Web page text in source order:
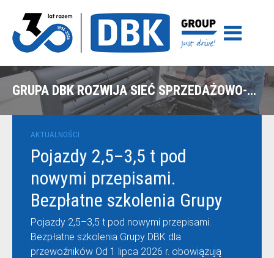
GRUPA DBK ROZWIJA SIEĆ SPRZEDAŻOWO-SERWISOWĄ
AKTUALNOŚCI
Pojazdy 2,5–3,5 t pod
nowymi przepisami.
Bezpłatne szkolenia Grupy
DBK dla przewoźników
Pojazdy 2,5–3,5 t pod nowymi przepisami.
Bezpłatne szkolenia Grupy DBK dla
przewoźników Od 1 lipca 2026 r. obowiązują